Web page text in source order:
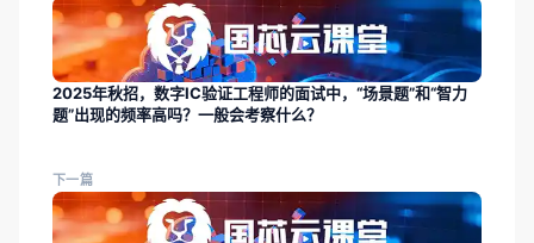
2025年秋招，数字IC验证工程师的面试中，“场景题”和“智力
题”出现的频率高吗？一般会考察什么？
下一篇